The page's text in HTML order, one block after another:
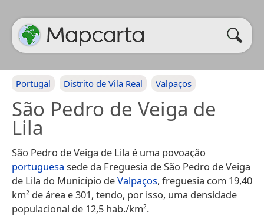
Portugal Distrito de Vila Real Valpaços
São Pedro de Veiga de
Lila
São Pedro de Veiga de Lila é uma povoação
portuguesa sede da Freguesia de São Pedro de Veiga
de Lila do Município deValpaços, freguesia com 19,40
km² de área e 301, tendo, por isso, uma densidade
populacional de 12,5 hab./km².